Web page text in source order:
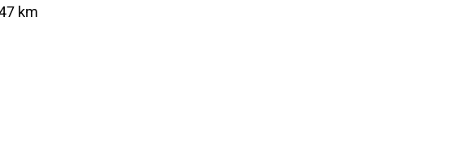
km